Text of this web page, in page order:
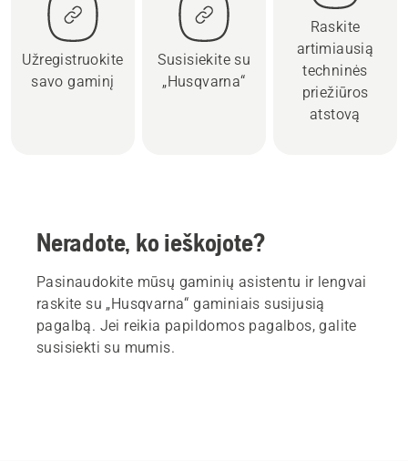
Užregistruokite
savo gaminį
Susisiekite su
„Husqvarna“
Raskite
artimiausią
techninės
priežiūros
atstovą
Neradote, ko ieškojote?
Pasinaudokite mūsų gaminių asistentu ir lengvai
raskite su „Husqvarna“ gaminiais susijusią
pagalbą. Jei reikia papildomos pagalbos, galite
susisiekti su mumis.